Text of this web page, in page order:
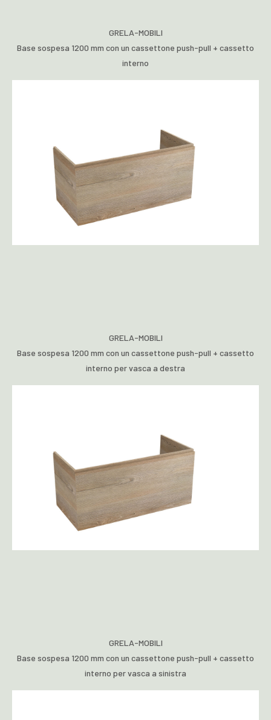
GRELA-MOBILI
Base sospesa 1200 mm con un cassettone push-pull + cassetto
interno
GRELA-MOBILI
Base sospesa 1200 mm con un cassettone push-pull + cassetto
interno per vasca a destra
GRELA-MOBILI
Base sospesa 1200 mm con un cassettone push-pull + cassetto
interno per vasca a sinistra